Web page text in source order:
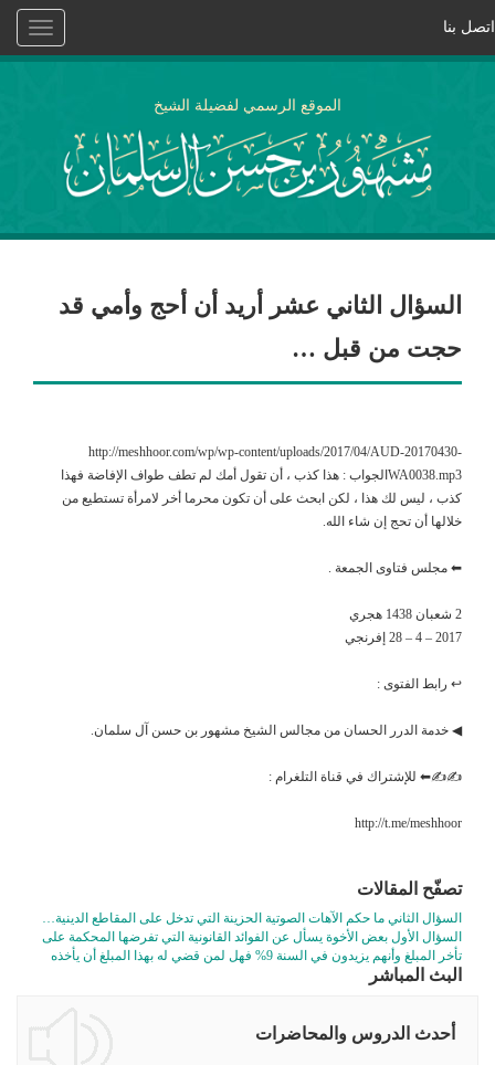
Toggle
اتصل بنا
الموقع الرسمي لفضيلة الشيخ
السؤال الثاني عشر أريد أن أحج وأمي قد
حجت من قبل …
http://meshhoor.com/wp/wp-content/uploads/2017/04/AUD-20170430-
WA0038.mp3الجواب : هذا كذب ، أن تقول أمك لم تطف طواف الإفاضة فهذا
كذب ، ليس لك هذا ، لكن ابحث على أن تكون محرما أخر لامرأة تستطيع من
خلالها أن تحج إن شاء الله.
⬅ مجلس فتاوى الجمعة .
2 شعبان 1438 هجري
2017 – 4 – 28 إفرنجي
↩ رابط الفتوى :
◀ خدمة الدرر الحسان من مجالس الشيخ مشهور بن حسن آل سلمان.
✍✍⬅ للإشتراك في قناة التلغرام :
http://t.me/meshhoor
تصفّح المقالات
السؤال الثاني ما حكم الآهات الصوتية الحزينة التي تدخل على المقاطع الدينية…
السؤال الأول بعض الأخوة يسأل عن الفوائد القانونية التي تفرضها المحكمة على
تأخر المبلغ وأنهم يزيدون في السنة 9% فهل لمن قضي له بهذا المبلغ أن يأخذه
البث المباشر
أحدث الدروس والمحاضرات